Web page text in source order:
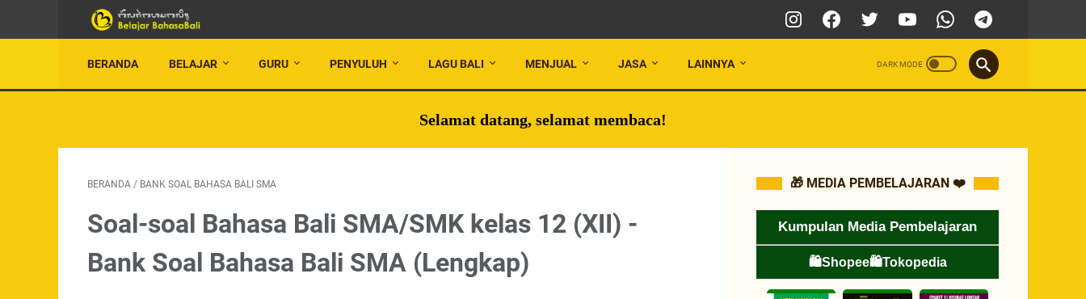
BERANDA BELAJAR GURU PENYULUH LAGU BALI MENJUAL JASA LAINNYA
Selamat datang, selamat membaca!
BERANDA / BANK SOAL BAHASA BALI SMA
Soal-soal Bahasa Bali SMA/SMK kelas 12 (XII) -
Bank Soal Bahasa Bali SMA (Lengkap)
🎁 MEDIA PEMBELAJARAN ❤️
Kumpulan Media Pembelajaran
🛍️Shopee🛍️Tokopedia